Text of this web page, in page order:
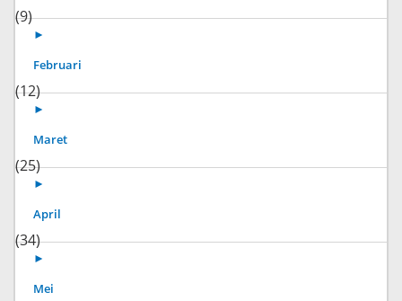
(9)
►
Februari
(12)
►
Maret
(25)
►
April
(34)
►
Mei